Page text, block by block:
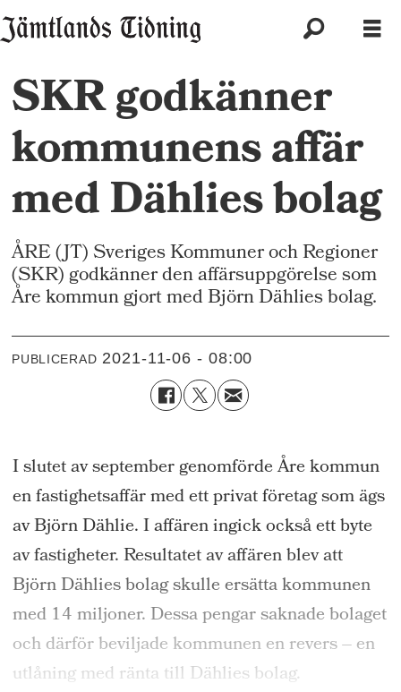
SKR godkänner
kommunens affär
med Dählies bolag
ÅRE (JT) Sveriges Kommuner och Regioner
(SKR) godkänner den affärsuppgörelse som
Åre kommun gjort med Björn Dählies bolag.
PUBLICERAD 2021-11-06 - 08:00
I slutet av september genomförde Åre kommun
en fastighetsaffär med ett privat företag som ägs
av Björn Dählie. I affären ingick också ett byte
av fastigheter. Resultatet av affären blev att
Björn Dählies bolag skulle ersätta kommunen
med 14 miljoner.Dessa pengar saknade bolaget
och därför beviljade kommunen en revers– en
utlåning med ränta till Dählies bolag.